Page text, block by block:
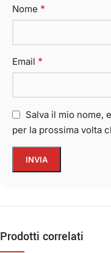
Nome *
Email *
Salva il mio nome,
per la prossima volta
Prodotti correlati